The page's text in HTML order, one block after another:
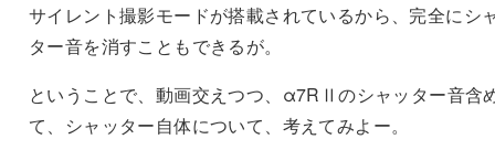
サイレント撮影モードが搭載されているから、完全にシ
ター音を消すこともできるが。
ということで、動画交えつつ、α7RⅡのシャッター音含
て、シャッター自体について、考えてみよー。